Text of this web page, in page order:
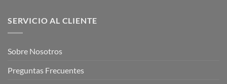
SERVICIO AL CLIENTE
Sobre Nosotros
Preguntas Frecuentes